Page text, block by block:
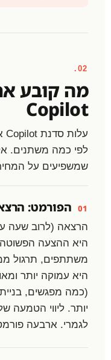
02.
מה קובע
Copilot
לפי כמה משתנים.
שמשפיעים על
01 הפורמט:
הרצאה (לרוב שעה
(כמה מפגשים,
לגמרי. ארבעה